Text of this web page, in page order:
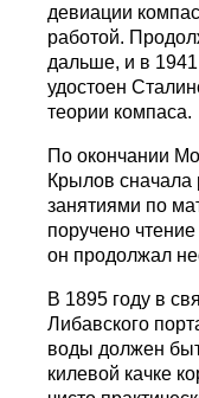
девиации
работой.
дальше, и в
удостоен
теории компаса.
По окончании
Крылов сначала
занятиями по
поручено
он продолжал
В 1895 году в
Либавского
воды должен
килевой качке